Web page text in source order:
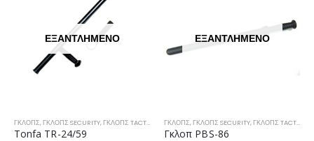
ΕΞΑΝΤΛΗΜΈΝΟ
ΓΚΛΟΠΣ,ΓΚΛΟΠΣ SECURITY,ΓΚΛΟΠΣ TACTICAL ΓΚΛΟΠΣ ΑΣΤΥΝΟΜΊΑΣ,ΓΚΛΟΠΣ ΛΙΜΕΝΙΚΟΎ
Tonfa TR-24/59
ΕΞΑΝΤΛΗΜΈΝΟ
ΓΚΛΟΠΣ,ΓΚΛΟΠΣ SECURITY,ΓΚΛΟΠΣ TACTICAL
Γκλοπ PBS-86